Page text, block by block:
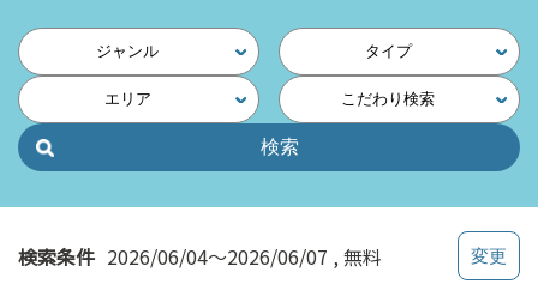
読
他
ペ
の
ジャンル タイプ
エリア こだわり検索
検索条件 2026/06/04～2026/06/07 無料